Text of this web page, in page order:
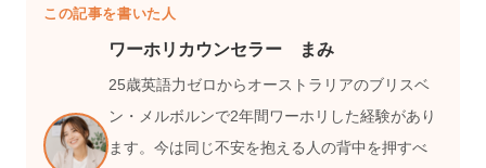
この記事を書いた人
ワーホリカウンセラー まみ
25歳英語力ゼロからオーストラリアのブリスベ
ン・メルボルンで2年間ワーホリした経験があり
ます。今は同じ不安を抱える人の背中を押すべ